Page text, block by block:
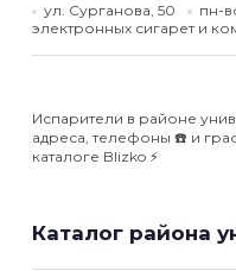
ул. Сурганова, 50 пн-
электронных сигарет и
Испарители в районе
адреса, телефоны ☎️ и
каталоге Blizko ⚡️
Каталог района